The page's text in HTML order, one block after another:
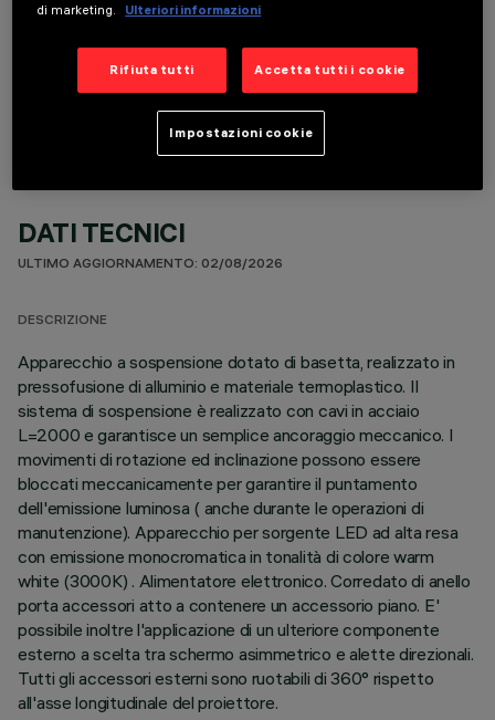
COMPONENTI OPZIONALI
DATI TECNICI
ULTIMO AGGIORNAMENTO: 02/08/2026
DESCRIZIONE
Apparecchio a sospensione dotato di basetta, realizzato in
pressofusione di alluminio e materiale termoplastico. Il
sistema di sospensione è realizzato con cavi in acciaio
L=2000 e garantisce un semplice ancoraggio meccanico. I
movimenti di rotazione ed inclinazione possono essere
bloccati meccanicamente per garantire il puntamento
dell'emissione luminosa ( anche durante le operazioni di
manutenzione). Apparecchio per sorgente LED ad alta resa
con emissione monocromatica in tonalità di colore warm
white (3000K) . Alimentatore elettronico. Corredato di anello
porta accessori atto a contenere un accessorio piano. E'
possibile inoltre l'applicazione di un ulteriore componente
esterno a scelta tra schermo asimmetrico e alette direzionali.
Tutti gli accessori esterni sono ruotabili di 360° rispetto
all'asse longitudinale del proiettore.
di marketing.
Ulteriori informazioni
Rifiuta tutti Accetta tutti i cookie
Impostazioni cookie